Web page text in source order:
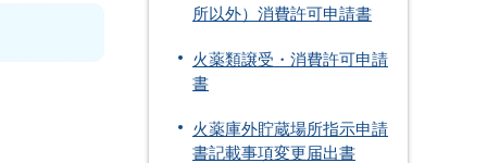
所以外）消費許可申請書
火薬類譲受・消費許可申請
書
火薬庫外貯蔵場所指示申請
書記載事項変更届出書